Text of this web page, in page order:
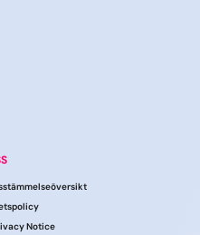
Notice